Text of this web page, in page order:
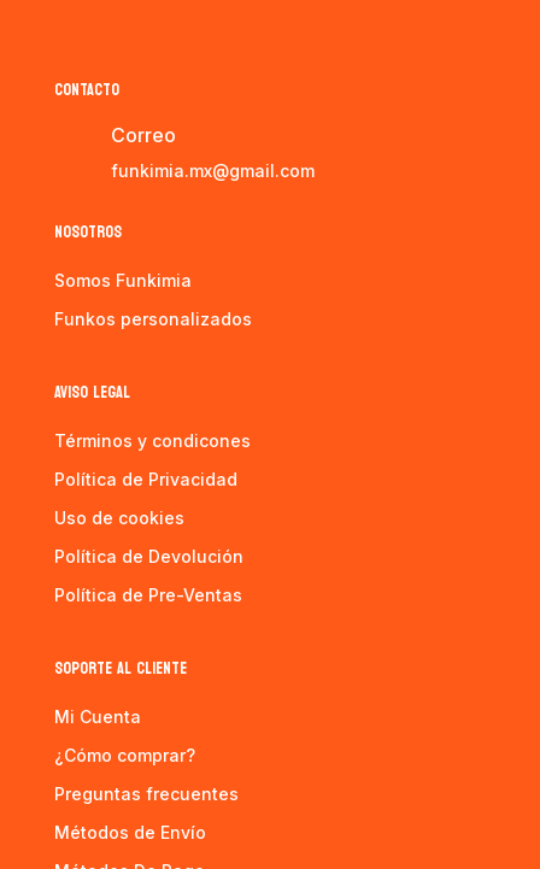
CONTACTO
Correo
funkimia.mx@gmail.com
NOSOTROS
Somos Funkimia
Funkos personalizados
AVISO LEGAL
Términos y condicones
Política de Privacidad
Uso de cookies
Política de Devolución
Política de Pre-Ventas
SOPORTE AL CLIENTE
Mi Cuenta
¿Cómo comprar?
Preguntas frecuentes
Métodos de Envío